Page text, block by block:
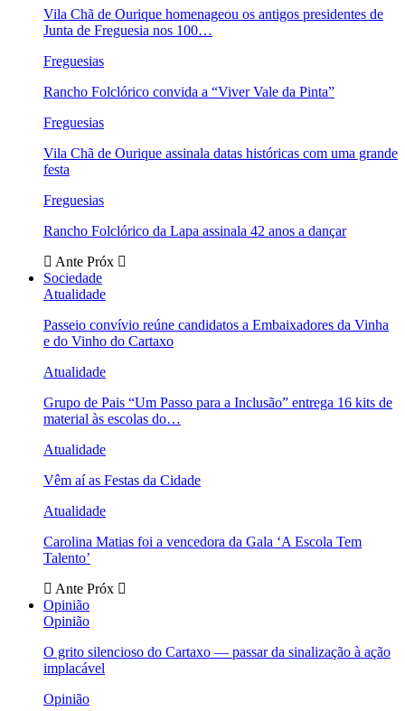
Vila Chã de Ourique homenageou os antigos presidentes de
Junta de Freguesia nos 100…
Freguesias
Rancho Folclórico convida a “Viver Vale da Pinta”
Freguesias
Vila Chã de Ourique assinala datas históricas com uma grande
festa
Freguesias
Rancho Folclórico da Lapa assinala 42 anos a dançar
Ante Próx
Sociedade
Atualidade
Passeio convívio reúne candidatos a Embaixadores da Vinha
e do Vinho do Cartaxo
Atualidade
Grupo de Pais “Um Passo para a Inclusão” entrega 16 kits de
material às escolas do…
Atualidade
Vêm aí as Festas da Cidade
Atualidade
Carolina Matias foi a vencedora da Gala ‘A Escola Tem
Talento’
Ante Próx
Opinião
Opinião
O grito silencioso do Cartaxo — passar da sinalização à ação
implacável
Opinião